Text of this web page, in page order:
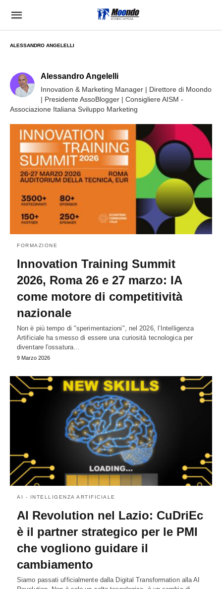
ALESSANDRO ANGELELLI
Alessandro Angelelli
Innovation & Marketing Manager | Direttore di Moondo
| Presidente AssoBlogger | Consigliere AISM -
Associazione Italiana Sviluppo Marketing
FORMAZIONE
Innovation Training Summit
2026, Roma 26 e 27 marzo: IA
come motore di competitività
nazionale
Non è più tempo di "sperimentazioni", nel 2026, l’Intelligenza
Artificiale ha smesso di essere una curiosità tecnologica per
diventare l'ossatura…
9 Marzo 2026
AI - INTELLIGENZA ARTIFICIALE
AI Revolution nel Lazio: CuDriEc
è il partner strategico per le PMI
che vogliono guidare il
cambiamento
Siamo passati ufficialmente dalla Digital Transformation alla AI